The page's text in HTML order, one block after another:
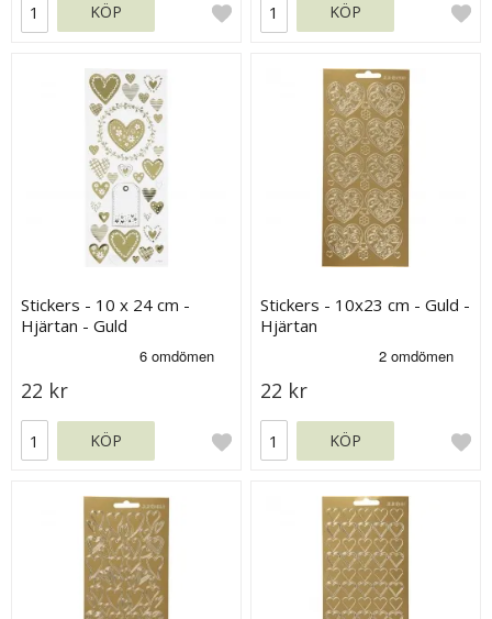
KÖP KÖP
Stickers - 10 x 24 cm -
Hjärtan - Guld
22 kr
KÖP
Stickers - 10x23 cm - Guld -
Hjärtan
22 kr
KÖP